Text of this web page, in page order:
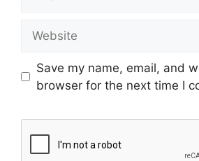
Save my name, email, and
browser for the next time I